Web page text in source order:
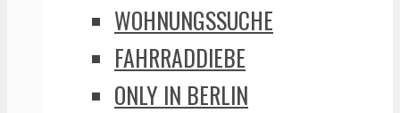
WOHNUNGSSUCHE
FAHRRADDIEBE
ONLY IN BERLIN